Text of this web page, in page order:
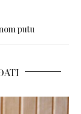
putu